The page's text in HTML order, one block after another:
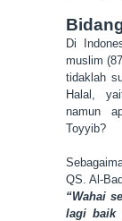
Di
muslim
tidaklah
Halal,
namun
Toyyib?
QS. Al-
“Wahai
lagi baik